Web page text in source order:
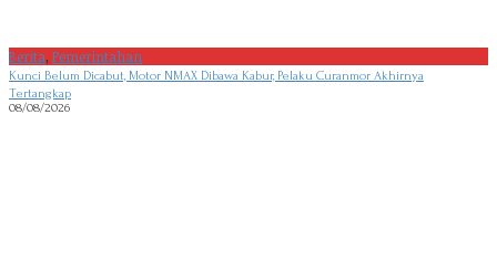
Berita,Pemerintahan
Kunci Belum Dicabut, Motor NMAX Dibawa Kabur, Pelaku Curanmor Akhirnya
Tertangkap
08/08/2026